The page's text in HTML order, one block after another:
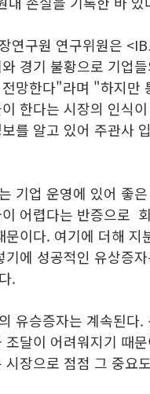
연구원 연구위원은
경기 불황으로 기업
망한다"라며 "하지만
한다는 시장의 인식
를 알고 있어 주관사
기업 운영에 있어 좋
어렵다는 반증으로
문이다. 여기에 더해
기에 성공적인 유상증
.
유승증자는 계속된다
조달이 어려워지기 때
시장으로 점점 그 중요